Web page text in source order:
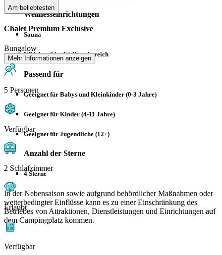
Wellnesseinrichtungen
Sauna
Whirlpool im Wellnessbereich
Passend für
Geeignet für Babys und Kleinkinder (0-3 Jahre)
Geeignet für Kinder (4-11 Jahre)
Geeignet für Jugendliche (12+)
Anzahl der Sterne
4 Sterne
In der Nebensaison sowie aufgrund behördlicher Maßnahmen oder
wetterbedingter Einflüsse kann es zu einer Einschränkung des
Betriebes von Attraktionen, Dienstleistungen und Einrichtungen auf
dem Campingplatz kommen.
Am beliebtesten
Chalet Premium Exclusive
Bungalow
Mehr Informationen anzeigen
5 Personen
Verfügbar
2 Schlafzimmer
Erlaubt
Verfügbar